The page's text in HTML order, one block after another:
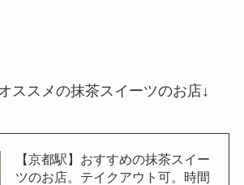
ススメの抹茶スイーツのお店↓
【京都駅】おすすめの抹茶スイー
ツのお店。テイクアウト可。時間